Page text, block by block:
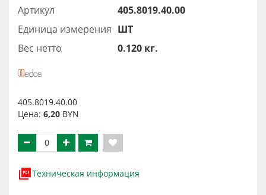
Артикул
405.8019.40.00
Единица измерения ШТ
Вес нетто
0.120 кг.
405.8019.40.00
Цена: 6,20 BYN
Техническая информация